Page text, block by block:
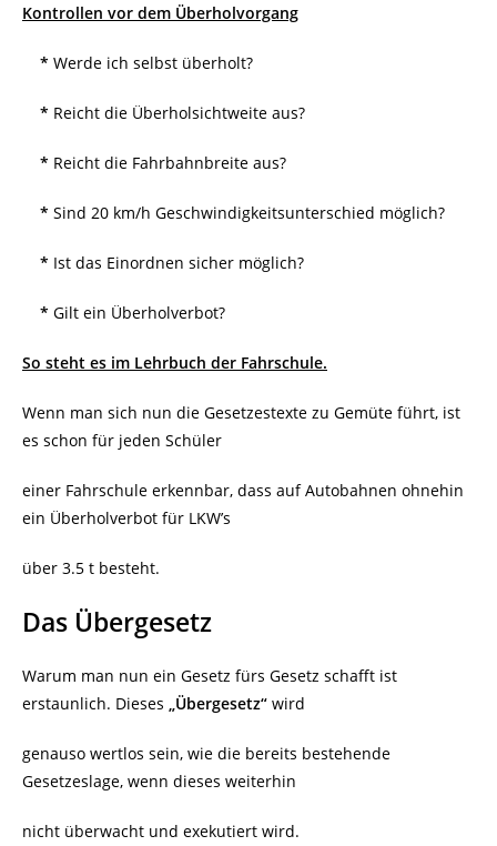
Kontrollen vor dem Überholvorgang
* Werde ich selbst überholt?
* Reicht die Überholsichtweite aus?
* Reicht die Fahrbahnbreite aus?
* Sind 20 km/h Geschwindigkeitsunterschied möglich?
* Ist das Einordnen sicher möglich?
* Gilt ein Überholverbot?
So steht es im Lehrbuch der Fahrschule.
Wenn man sich nun die Gesetzestexte zu Gemüte führt, ist
es schon für jeden Schüler
einer Fahrschule erkennbar, dass auf Autobahnen ohnehin
ein Überholverbot für LKW’s
über 3.5 t besteht.
Das Übergesetz
Warum man nun ein Gesetz fürs Gesetz schafft ist
erstaunlich. Dieses
„Übergesetz“ wird
genauso wertlos sein, wie die bereits bestehende
Gesetzeslage, wenn dieses weiterhin
nicht überwacht und exekutiert wird.